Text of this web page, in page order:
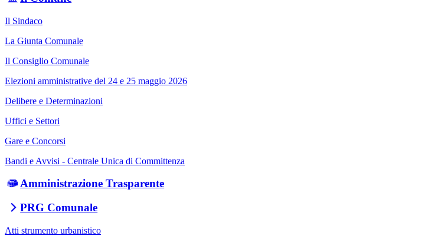
Il Sindaco
La Giunta Comunale
Il Consiglio Comunale
Elezioni amministrative del 24 e 25 maggio 2026
Delibere e Determinazioni
Uffici e Settori
Gare e Concorsi
Bandi e Avvisi - Centrale Unica di Committenza
Amministrazione Trasparente
PRG Comunale
Atti strumento urbanistico